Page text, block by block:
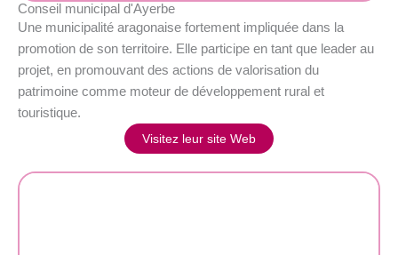
Conseil municipal d'Ayerbe
Une municipalité aragonaise fortement impliquée dans la
promotion de son territoire. Elle participe en tant que leader au
projet, en promouvant des actions de valorisation du
patrimoine comme moteur de développement rural et
touristique.
Visitez leur site Web